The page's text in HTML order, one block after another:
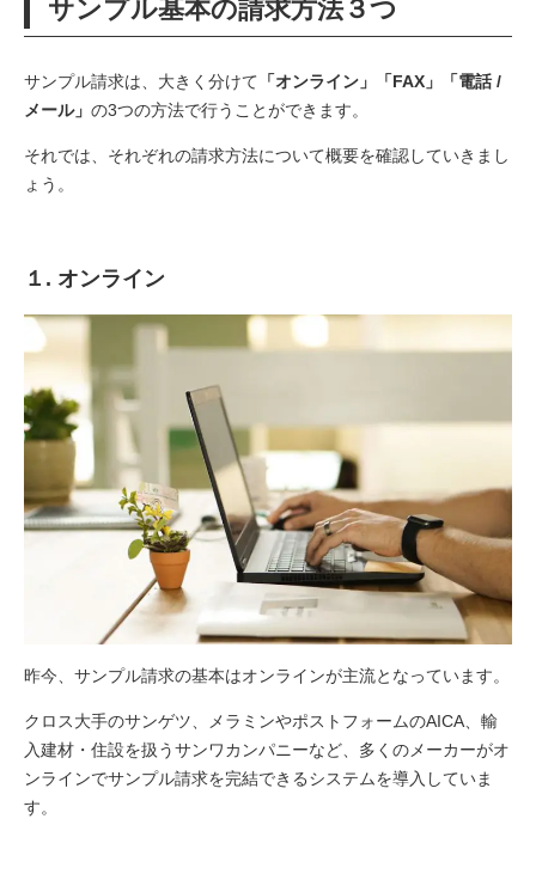
サンプル基本の請求方法３つ
サンプル請求は、大きく分けて 「オンライン」「FAX」「電話 /
メール」 の3つの方法で行うことができます。
それでは、それぞれの請求方法について概要を確認していきまし
ょう。
１. オンライン
昨今、サンプル請求の基本はオンラインが主流となっています。
クロス大手のサンゲツ 、メラミンやポストフォームのAICA 、輸
入建材・住設を扱うサンワカンパニーなど、多くのメーカーがオ
ンラインでサンプル請求を完結できるシステムを導入していま
す。